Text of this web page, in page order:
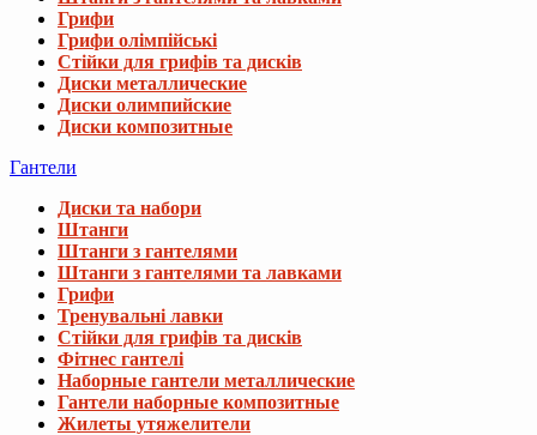
Грифи
Грифи олімпійські
Стійки для грифів та дисків
Диски металлические
Диски олимпийские
Диски композитные
Гантели
Диски та набори
Штанги
Штанги з гантелями
Штанги з гантелями та лавками
Грифи
Тренувальні лавки
Стійки для грифів та дисків
Фітнес гантелі
Наборные гантели металлические
Гантели наборные композитные
Жилеты утяжелители